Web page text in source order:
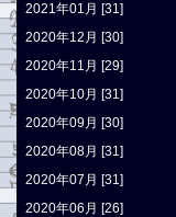
2021年01月 [31]
2020年12月 [30]
2020年11月 [29]
2020年10月 [31]
2020年09月 [30]
2020年08月 [31]
2020年07月 [31]
2020年06月 [26]